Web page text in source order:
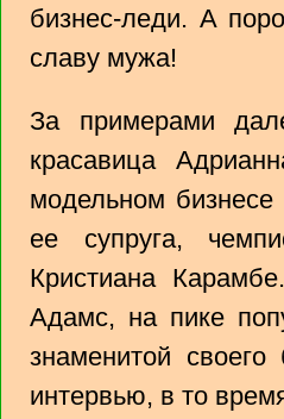
бизнес-леди. А
славу мужа!
За примерами
красавица
модельном
ее супруга,
Кристиана
Адамс, на пике
знаменитой
интервью, в то